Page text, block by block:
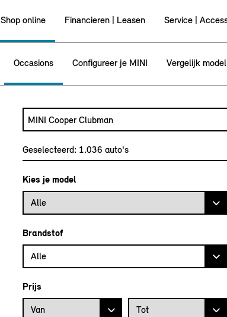
Shop online Financieren | Leasen Service |
Occasions Configureer je MINI Vergelijk
Zoek naar een automodel, bijvoorbeeld MINI
Geselecteerd: 1.036 auto's
Kies je model
Alle
Brandstof
Alle
Prijs
Prijs vanaf
Van Prijs tot
Tot